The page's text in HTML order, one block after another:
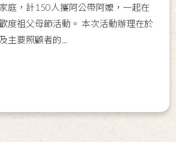
庭，計150人攜阿公帶阿嬤，一起在
度祖父母節活動。 本次活動辦理在於
主要照顧者的...